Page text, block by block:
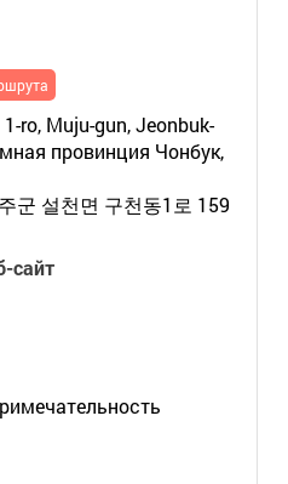
ro, Muju-gun, Jeonbuk-
провинция Чонбук,
군 설천면 구천동1로 159
сайт